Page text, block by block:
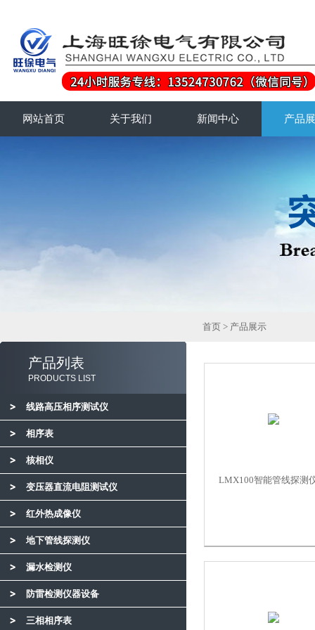
网站首页 关于我们 新闻中心 产品
产品列表
PRODUCTS LIST
线路高压相序测试仪
相序表
核相仪
变压器直流电阻测试仪
红外热成像仪
地下管线探测仪
漏水检测仪
防雷检测仪器设备
三相相序表
首页 > 产品展示
LMX100智能管线探测